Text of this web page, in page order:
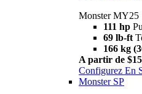
Monster MY25
111 hp
69 lb-ft
166 kg
A partir de
Configurez En
Monster SP